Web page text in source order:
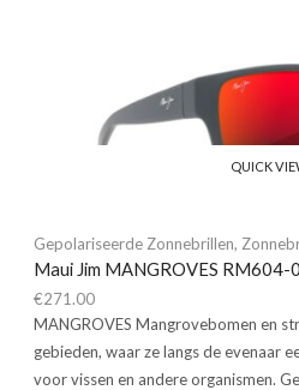
QUICK
Gepolariseerde Zonnebrillen,
Maui Jim MANGROVES RM604-
€271.00
MANGROVES Mangrovebomen en
gebieden, waar ze langs de evenaar
voor vissen en andere organismen.